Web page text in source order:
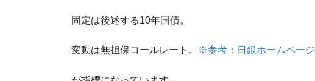
固定は後述する10年国債。
変動は無担保コールレート。 ※参考：日銀ホームページ